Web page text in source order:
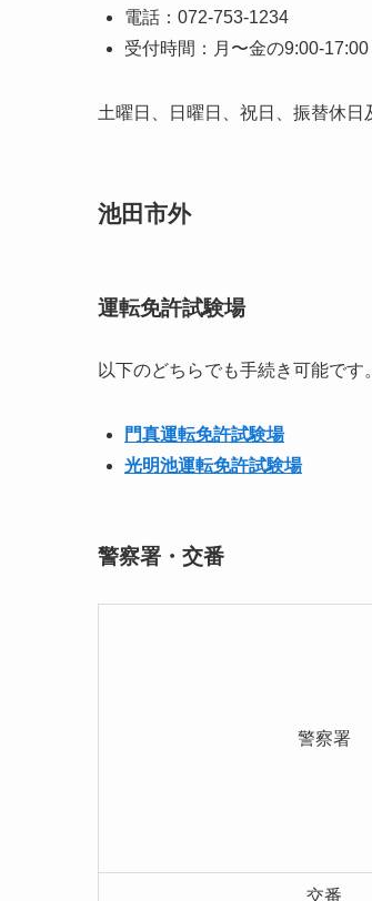
電話：072-753-1234
受付時間：月〜金の9:00-17:00
土曜日、日曜日、祝日、振替休
池田市外
運転免許試験場
以下のどちらでも手続き可能です。
門真運転免許試験場
光明池運転免許試験場
警察署・交番
警察署
交番